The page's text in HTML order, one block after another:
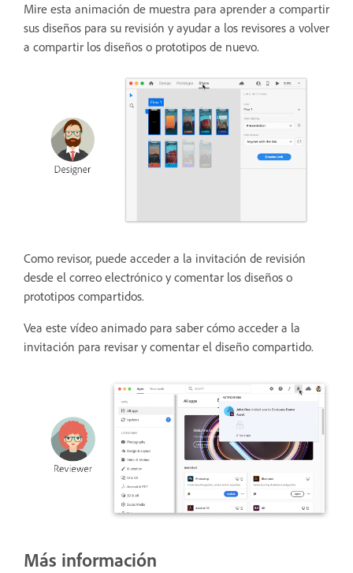
Mire esta animación de muestra para aprender a compartir
sus diseños para su revisión y ayudar a los revisores a volver
a compartir los diseños o prototipos de nuevo.
Como revisor, puede acceder a la invitación de revisión
desde el correo electrónico y comentar los diseños o
prototipos compartidos.
Vea este vídeo animado para saber cómo acceder a la
invitación para revisar y comentar el diseño compartido.
Más información